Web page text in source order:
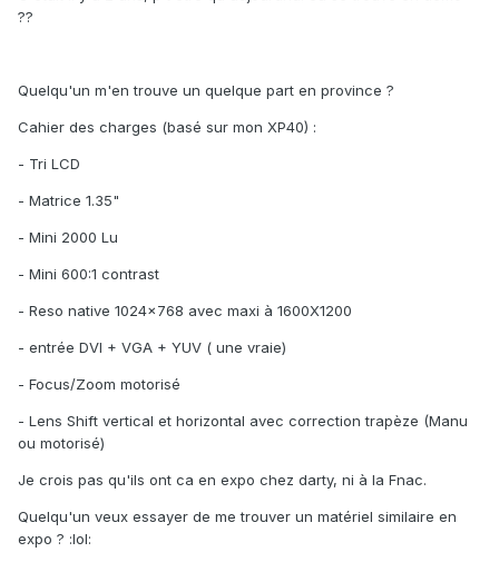
??
Quelqu'un m'en trouve un quelque part en province ?
Cahier des charges (basé sur mon XP40) :
- Tri LCD
- Matrice 1.35"
- Mini 2000 Lu
- Mini 600:1 contrast
- Reso native 1024x768 avec maxi à 1600X1200
- entrée DVI + VGA + YUV ( une vraie)
- Focus/Zoom motorisé
- Lens Shift vertical et horizontal avec correction trapèze (Manu
ou motorisé)
Je crois pas qu'ils ont ca en expo chez darty, ni à la Fnac.
Quelqu'un veux essayer de me trouver un matériel similaire en
expo ? :lol: